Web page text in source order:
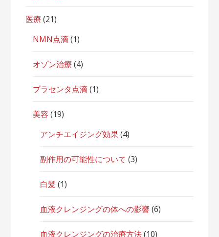
医療 (21)
NMN点滴(1)
オゾン治療 (4)
プラセンタ点滴(1)
美容 (19)
アンチエイジング効果(4)
副作用の可能性について (3)
白髪(1)
血液クレンジングの体への影響(6)
血液クレンジングの治療方法(10)